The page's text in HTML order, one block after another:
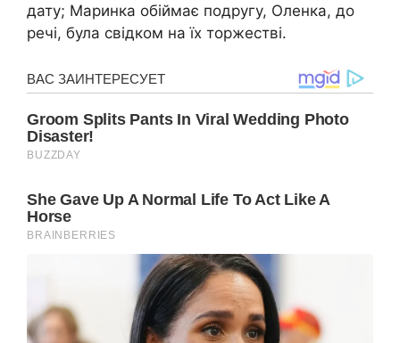
дату; Маринка обіймає подругу, Оленка, до
речі, була свідком на їх торжестві.